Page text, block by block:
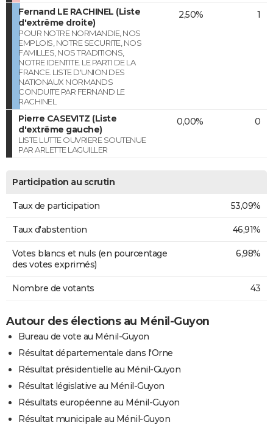
Fernand LE RACHINEL (Liste
d'extrême droite)
POUR NOTRE NORMANDIE, NOS
EMPLOIS, NOTRE SECURITE, NOS
FAMILLES, NOS TRADITIONS,
NOTRE IDENTITE. LE PARTI DE LA
FRANCE. LISTE D'UNION DES
NATIONAUX NORMANDS
CONDUITE PAR FERNAND LE
RACHINEL
2,50% 1
Pierre CASEVITZ (Liste
d'extrême gauche)
LISTE LUTTE OUVRIERE SOUTENUE
PAR ARLETTE LAGUILLER
0,00% 0
Participation au scrutin
Taux de participation 53,09%
Taux d'abstention 46,91%
Votes blancs et nuls (en pourcentage
des votes exprimés)
6,98%
Nombre de votants 43
Autour des élections au Ménil-Guyon
Bureau de vote au Ménil-Guyon
Résultat départementale dans l'Orne
Résultat présidentielle au Ménil-Guyon
Résultat législative au Ménil-Guyon
Résultats européenne au Ménil-Guyon
Résultat municipale au Ménil-Guyon